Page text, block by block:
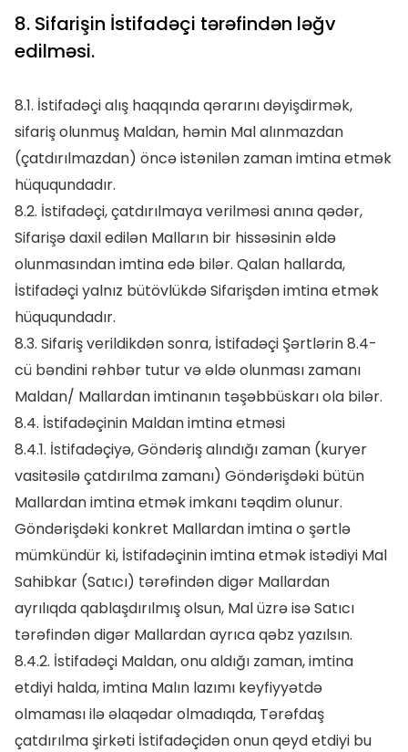
8. Sifarişin İstifadəçi tərəfindən ləğv
edilməsi.
8.1. İstifadəçi alış haqqında qərarını dəyişdirmək,
sifariş olunmuş Maldan, həmin Mal alınmazdan
(çatdırılmazdan) öncə istənilən zaman imtina etmək
hüququndadır.
8.2. İstifadəçi, çatdırılmaya verilməsi anına qədər,
Sifarişə daxil edilən Malların bir hissəsinin əldə
olunmasından imtina edə bilər. Qalan hallarda,
İstifadəçi yalnız bütövlükdə Sifarişdən imtina etmək
hüququndadır.
8.3. Sifariş verildikdən sonra, İstifadəçi Şərtlərin 8.4-
cü bəndini rəhbər tutur və əldə olunması zamanı
Maldan/ Mallardan imtinanın təşəbbüskarı ola bilər.
8.4. İstifadəçinin Maldan imtina etməsi
8.4.1. İstifadəçiyə, Göndəriş alındığı zaman (kuryer
vasitəsilə çatdırılma zamanı) Göndərişdəki bütün
Mallardan imtina etmək imkanı təqdim olunur.
Göndərişdəki konkret Mallardan imtina o şərtlə
mümkündür ki, İstifadəçinin imtina etmək istədiyi Mal
Sahibkar (Satıcı) tərəfindən digər Mallardan
ayrılıqda qablaşdırılmış olsun, Mal üzrə isə Satıcı
tərəfindən digər Mallardan ayrıca qəbz yazılsın.
8.4.2. İstifadəçi Maldan, onu aldığı zaman, imtina
etdiyi halda, imtina Malın lazımı keyfiyyətdə
olmaması ilə əlaqədar olmadıqda, Tərəfdaş
çatdırılma şirkəti İstifadəçidən onun qeyd etdiyi bu